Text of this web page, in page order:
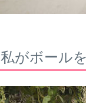
私がボール